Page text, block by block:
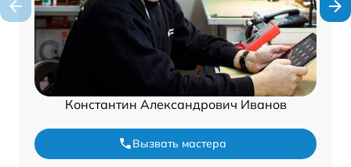
Константин Александрович Иванов
Вызвать мастера